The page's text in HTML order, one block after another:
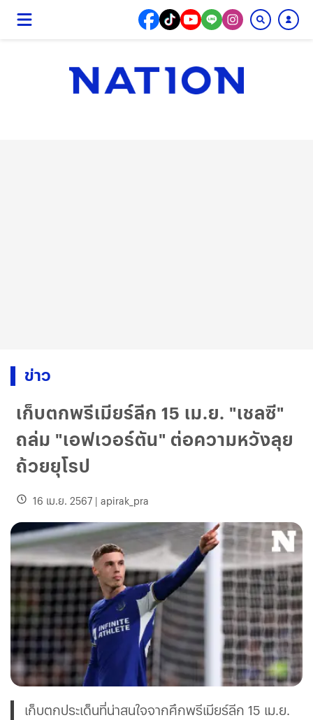
ข่าว
เก็บตกพรีเมียร์ลีก 15 เม.ย. "เชลซี"
ถล่ม "เอฟเวอร์ตัน" ต่อความหวังลุย
ถ้วยยุโรป
16 เม.ย. 2567 | apirak_pra
เก็บตกประเด็นที่น่าสนใจจากศึกพรีเมียร์ลีก 15 เม.ย.